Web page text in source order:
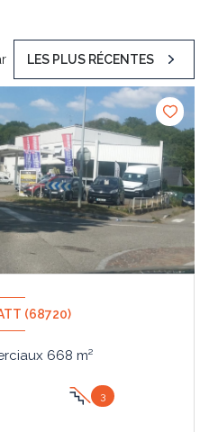
LES PLUS RÉCENTES
(68720)
Murs commerciaux 668 m²
3